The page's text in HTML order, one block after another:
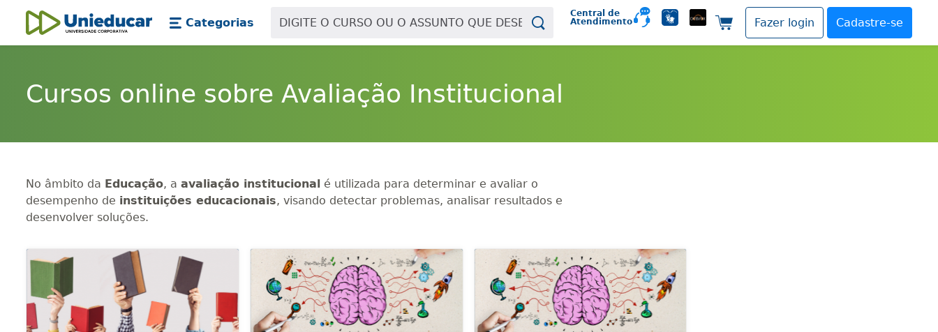
Skip main navigation
Skip to main content
Unieducar
Categorias
Central de
Atendimento
Carrinho de compras
Fazer login Cadastre-se
Cursos online sobre Avaliação Institucional
No âmbito da Educação, a avaliação institucional é utilizada para determinar e avaliar o
desempenho de instituições educacionais, visando detectar problemas, analisar resultados e
desenvolver soluções.